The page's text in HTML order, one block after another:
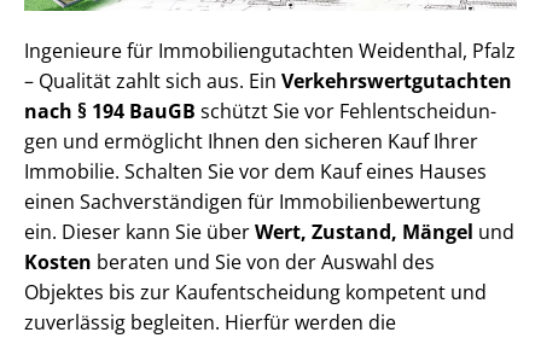
Ingenieure für Im­mo­bi­li­en­gut­ach­ten Weidenthal, Pfalz
– Qualität zahlt sich aus. Ein Ver­kehrs­wert­gut­ach­ten
nach § 194 BauGB schützt Sie vor Fehl­ent­schei­dun­
gen und ermöglicht Ihnen den sicheren Kauf Ihrer
Immobilie. Schalten Sie vor dem Kauf eines Hauses
einen Sach­ver­stän­di­gen für Im­mo­bi­li­en­be­wer­tung
ein. Dieser kann Sie überWert, Zustand, Mängel und
Kosten beraten und Sie von der Auswahl des
Objektes bis zur Kauf­ent­schei­dung kompetent und
zuverlässig begleiten. Hierfür werden die